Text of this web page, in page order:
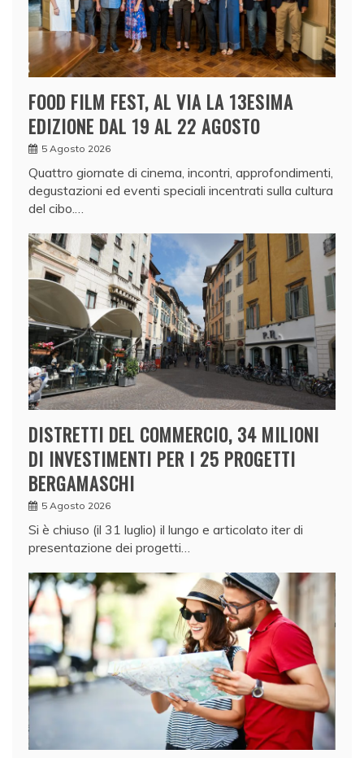
FOOD FILM FEST, AL VIA LA 13ESIMA
EDIZIONE DAL 19 AL 22 AGOSTO
5 Agosto 2026
Quattro giornate di cinema, incontri, approfondimenti,
degustazioni ed eventi speciali incentrati sulla cultura
del cibo.…
DISTRETTI DEL COMMERCIO, 34 MILIONI
DI INVESTIMENTI PER I 25 PROGETTI
BERGAMASCHI
5 Agosto 2026
Si è chiuso (il 31 luglio) il lungo e articolato iter di
presentazione dei progetti…